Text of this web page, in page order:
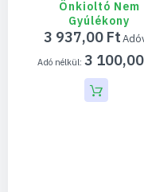
Önkioltó Nem
Gyúlékony
3 937,00 Ft
3